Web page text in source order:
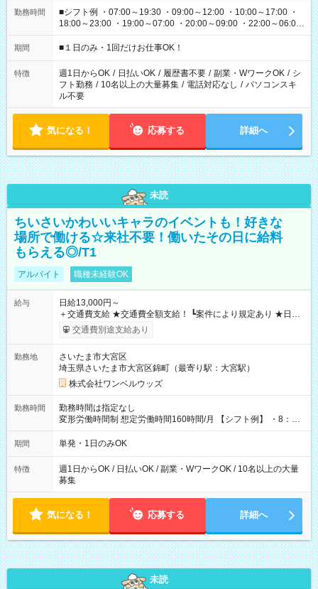
勤務時間
■シフト例 ・07:00～19:30 ・09:00～12:00 ・10:00～17:00 ・
18:00～23:00 ・19:00～07:00 ・20:00～09:00 ・22:00～06:00
etc ★最短で3時間で5,120円のお仕事から 15時間で2万円近く稼
げるお仕事も！ ご希望のお時間に合わせてご紹介！ ※シフトは
ください！
期間 ■１日のみ・1回だけお仕事OK！
特徴 週1日からOK / 日払いOK / 履歴書不要 / 副業・WワークOK / シ
フト勤務 / 10名以上の大量募集 / 電話対応なし / パソコンスキ
ル不要
気になる！ 応募する 詳細へ
未読
ちいさいかわいいキャラのイベントも！好きな
場所で働ける☆来社不要！働いたその日に給料
もらえる◎/T1
アルバイト 職種未経験OK
給与
日給13,000円～
＋交通費支給 ★交通費全額支給！ ┗案件により規定あり ★日払
いOK！（規定あり） ┗働いたその日に現金GET♪ お仕事後はコ
ンビニATMから 日払い分を引き落とせます！ 【試用期間】試
交通費別途支給あり
勤務地
さいたま市大宮区
埼玉県さいたま市大宮区錦町（最寄り駅：大宮駅）
株式会社ワンベルウッズ
勤務時間
勤務時間は指定なし
変形労働時間制 想定労働時間160時間/月 【シフト例】 ・8：00
～21：00
期間 単発・1日のみOK
特徴
週1日からOK / 日払いOK / 副業・WワークOK / 10名以上の大量
募集
気になる！ 応募する 詳細へ
未読